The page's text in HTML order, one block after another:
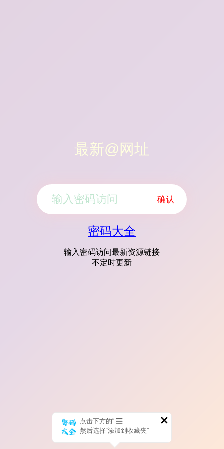
最新@网址
确认
密码大全
输入密码访问最新资源链接
不定时更新
点击下方的“
”
然后选择“添加到收藏夹”